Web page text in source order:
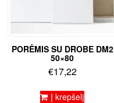
PORĖMIS SU DROBE DM2
50×80
€17,22
Į krepšelį